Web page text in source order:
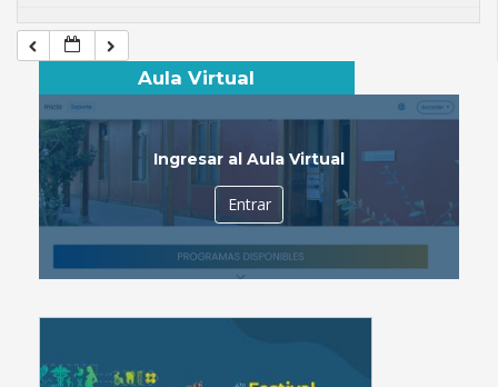
Aula Virtual
Ingresar al Aula Virtual
Entrar